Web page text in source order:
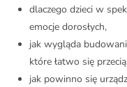
dlaczego dzieci w
emocje dorosłych,
jak wygląda
które łatwo się
jak powinno się